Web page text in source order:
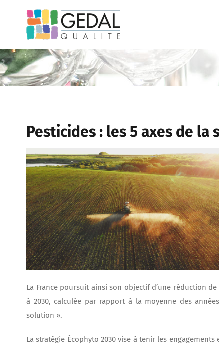
contenu
Pesticides : les 5 axes de
La France poursuit ainsi son objectif d’une réduction
à 2030, calculée par rapport à la moyenne des
solution ».
La stratégie Écophyto 2030 vise à tenir les